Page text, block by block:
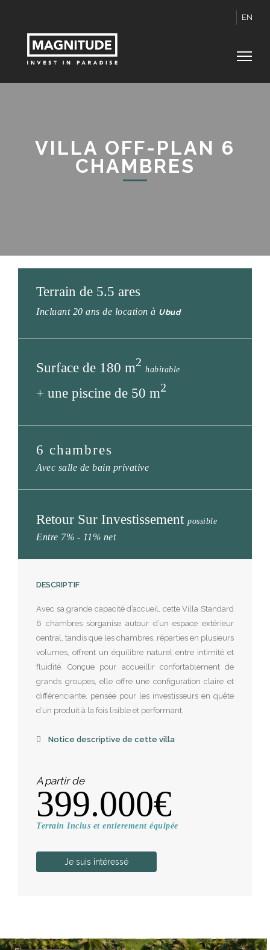
EN
VILLA OFF-PLAN 6
CHAMBRES
DESCRIPTIF
Avec sa grande capacité d’accueil, cette Villa Standard
6 chambres s’organise autour d’un espace extérieur
central, tandis que les chambres, réparties en plusieurs
volumes, offrent un équilibre naturel entre intimité et
fluidité. Conçue pour accueillir confortablement de
grands groupes, elle offre une configuration claire et
différenciante, pensée pour les investisseurs en quête
d’un produit à la fois lisible et performant.
Notice descriptive de cette villa
A partir de
399.000€
Terrain Inclus et entierement équipée
Je suis intéressé
Terrain de 5.5 ares
Incluant 20 ans de location à Ubud
Surface de 180 m2
habitable
+ une piscine de 50 m2
6 chambres
Avec salle de bain privative
Retour Sur Investissement possible
Entre 7% - 11% net